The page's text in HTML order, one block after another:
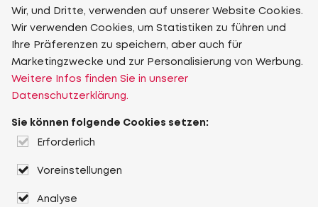
Wir, und Dritte, verwenden auf unserer Website Cookies.
Wir verwenden Cookies, um Statistiken zu führen und
Ihre Präferenzen zu speichern, aber auch für
Marketingzwecke und zur Personalisierung von Werbung.
Weitere Infos finden Sie in unserer
Datenschutzerklärung.
Sie können folgende Cookies setzen:
Erforderlich
Voreinstellungen
Analyse